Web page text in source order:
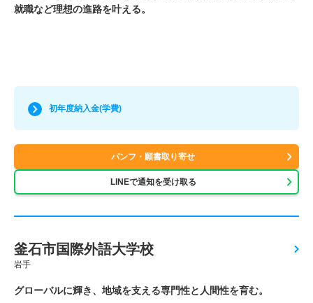
就職など理想の進路を叶える。
初年度納入金(学費)
パンフ・願書取り寄せ
LINEで通知を受け取る
釜石市国際外語大学校
岩手
グローバルに輝き、地域を支える専門性と人間性を育む。